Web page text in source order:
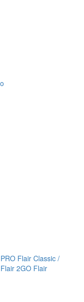
Flair Classic /
Flair 2GO Flair